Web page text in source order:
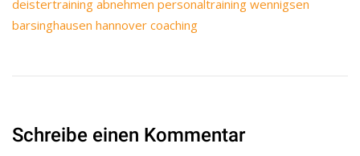
deistertraining abnehmen personaltraining wennigsen
barsinghausen hannover coaching
Schreibe einen Kommentar